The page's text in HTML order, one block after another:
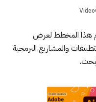
هذا المخطط لعرض
والمشاريع البرمجية